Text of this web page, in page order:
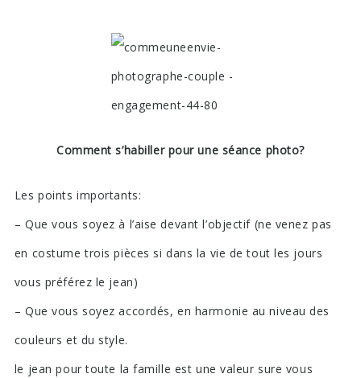
Comment s’habiller pour une séance photo?
Les points importants:
– Que vous soyez à l’aise devant l’objectif (ne venez pas
en costume trois pièces si dans la vie de tout les jours
vous préférez le jean)
– Que vous soyez accordés, en harmonie au niveau des
couleurs et du style.
le jean pour toute la famille est une valeur sure vous